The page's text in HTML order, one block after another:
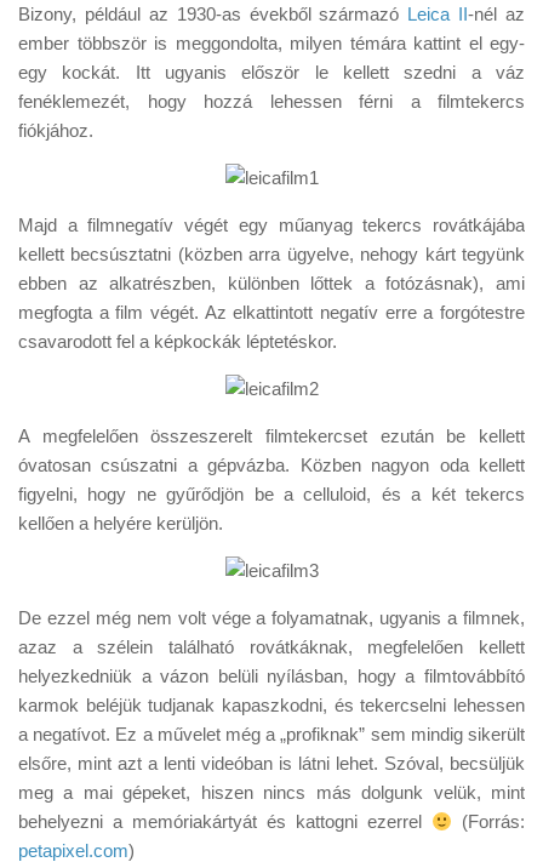
Bizony, például az 1930-as évekből származó Leica II-nél az
ember többször is meggondolta, milyen témára kattint el egy-
egy kockát. Itt ugyanis először le kellett szedni a váz
fenéklemezét, hogy hozzá lehessen férni a filmtekercs
fiókjához.
Majd a filmnegatív végét egy műanyag tekercs rovátkájába
kellett becsúsztatni (közben arra ügyelve, nehogy kárt tegyünk
ebben az alkatrészben, különben lőttek a fotózásnak), ami
megfogta a film végét. Az elkattintott negatív erre a forgótestre
csavarodott fel a képkockák léptetéskor.
A megfelelően összeszerelt filmtekercset ezután be kellett
óvatosan csúszatni a gépvázba. Közben nagyon oda kellett
figyelni, hogy ne gyűrődjön be a celluloid, és a két tekercs
kellően a helyére kerüljön.
De ezzel még nem volt vége a folyamatnak, ugyanis a filmnek,
azaz a szélein található rovátkáknak, megfelelően kellett
helyezkedniük a vázon belüli nyílásban, hogy a filmtovábbító
karmok beléjük tudjanak kapaszkodni, és tekercselni lehessen
a negatívot. Ez a művelet még a „profiknak” sem mindig sikerült
elsőre, mint azt a lenti videóban is látni lehet. Szóval, becsüljük
meg a mai gépeket, hiszen nincs más dolgunk velük, mint
behelyezni a memóriakártyát és kattogni ezerrel
(Forrás:
petapixel.com)